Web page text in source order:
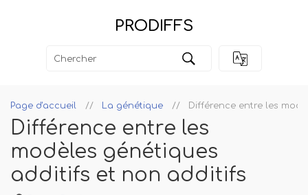
PRODIFFS
Page d'accueil La génétique Différence entre les
Différence entre les
modèles génétiques
additifs et non additifs